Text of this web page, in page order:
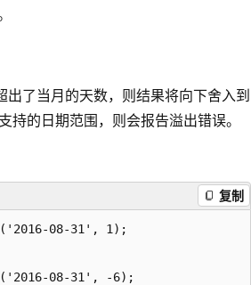
出了当月的天数，则结果将向下舍入到
持的日期范围，则会报告溢出错误。
复制
08-31', 1);
08-31', -6);